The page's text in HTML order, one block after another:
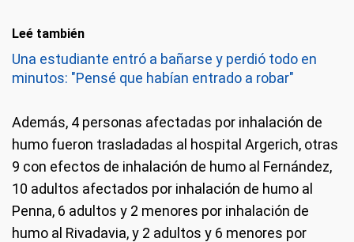
Leé también
Una estudiante entró a bañarse y perdió todo en
minutos: "Pensé que habían entrado a robar"
Además, 4 personas afectadas por inhalación de
humo fueron trasladadas al hospital Argerich, otras
9 con efectos de inhalación de humo al Fernández,
10 adultos afectados por inhalación de humo al
Penna, 6 adultos y 2 menores por inhalación de
humo al Rivadavia, y 2 adultos y 6 menores por